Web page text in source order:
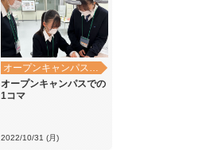
オープンキャンパス・学校見学
オープンキャンパスでの
1コマ
2022/10/31 (月)